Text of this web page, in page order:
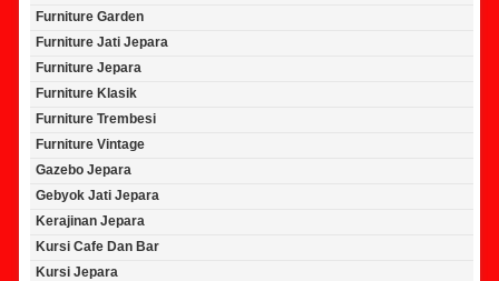
Furniture Garden
Furniture Jati Jepara
Furniture Jepara
Furniture Klasik
Furniture Trembesi
Furniture Vintage
Gazebo Jepara
Gebyok Jati Jepara
Kerajinan Jepara
Kursi Cafe Dan Bar
Kursi Jepara